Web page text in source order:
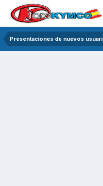
Presentaciones de nuevos